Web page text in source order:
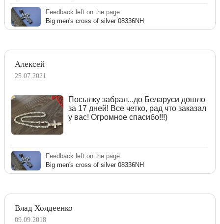
Feedback left on the page:
Big men's cross of silver 08336NH
Алексей
25.07.2021
Посылку забрал...до Беларуси дошло
за 17 дней! Все четко, рад что заказал
у вас! Огромное спасибо!!!)
Feedback left on the page:
Big men's cross of silver 08336NH
Влад Холдеенко
09.09.2018